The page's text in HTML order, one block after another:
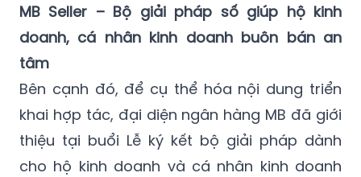
MB Seller – Bộ giải pháp số giúp hộ kinh
doanh, cá nhân kinh doanh buôn bán an
tâm
Bên cạnh đó, để cụ thể hóa nội dung triển
khai hợp tác, đại diện ngân hàng MB đã giới
thiệu tại buổi Lễ ký kết bộ giải pháp dành
cho hộ kinh doanh và cá nhân kinh doanh